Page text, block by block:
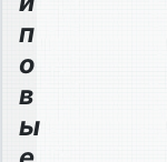
п
о
в
ы